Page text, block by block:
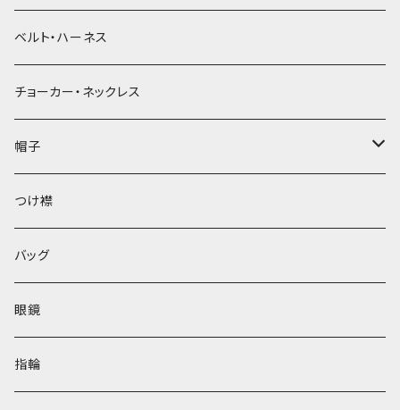
ベルト・ハーネス
チョーカー・ネックレス
帽子
ベレー帽
つけ襟
バッグ
眼鏡
指輪